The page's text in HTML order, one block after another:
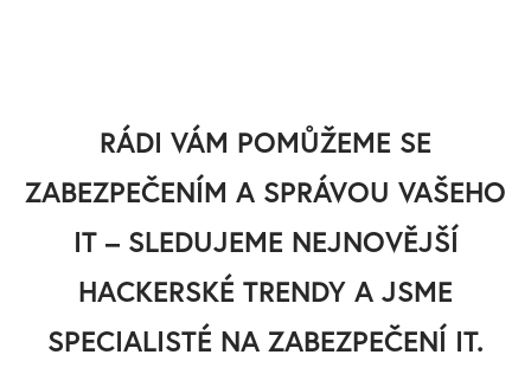
RÁDI VÁM POMŮŽEME SE
ZABEZPEČENÍM A SPRÁVOU VAŠEHO
IT – SLEDUJEME NEJNOVĚJŠÍ
HACKERSKÉ TRENDY A JSME
SPECIALISTÉ NA ZABEZPEČENÍ IT.